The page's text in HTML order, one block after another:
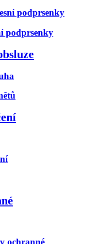
podprsenky
podprsenky
ochranné